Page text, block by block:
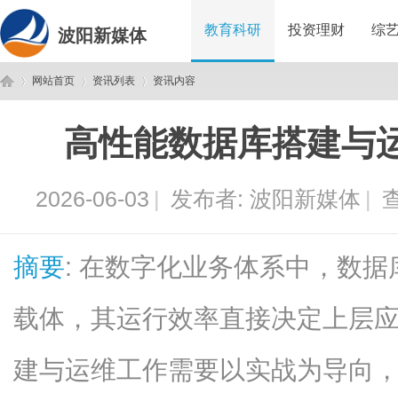
波阳新媒体 教育科研 投资理财 综
网站首页
›
资讯列表
›
资讯内容
高性能数据库搭建与
2026-06-03 | 发布者: 波阳新媒体 |
摘要: 在数字化业务体系中，数
载体，其运行效率直接决定上层
建与运维工作需要以实战为导向